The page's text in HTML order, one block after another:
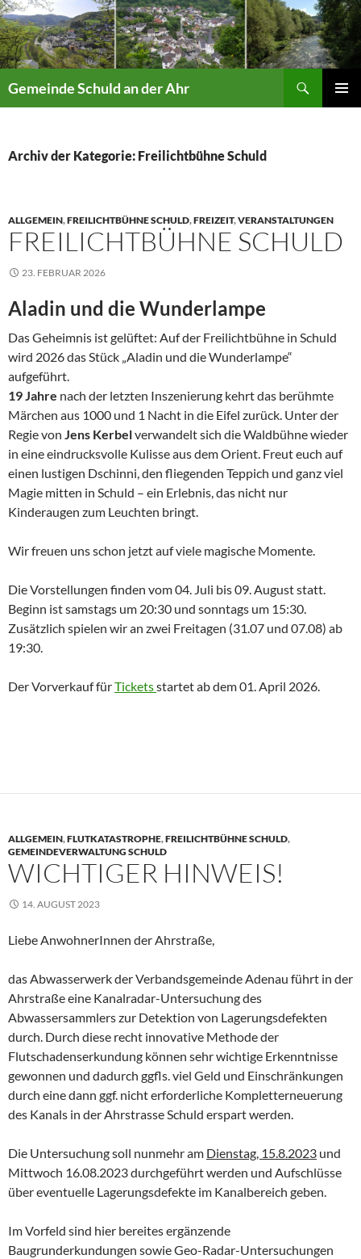
Gemeinde Schuld an der Ahr
Archiv der Kategorie: Freilichtbühne Schuld
ALLGEMEIN,FREILICHTBÜHNE SCHULD,FREIZEIT,VERANSTALTUNGEN
FREILICHTBÜHNE SCHULD
23. FEBRUAR 2026
Aladin und die Wunderlampe
Das Geheimnis ist gelüftet: Auf der Freilichtbühne in Schuld
wird 2026 das Stück „Aladin und die Wunderlampe“
aufgeführt.
19 Jahre nach der letzten Inszenierung kehrt das berühmte
Märchen aus 1000 und 1 Nacht in die Eifel zurück. Unter der
Regie von Jens Kerbelverwandelt sich die Waldbühne wieder
in eine eindrucksvolle Kulisse aus dem Orient. Freut euch auf
einen lustigen Dschinni, den fliegenden Teppich und ganz viel
Magie mitten in Schuld – ein Erlebnis, das nicht nur
Kinderaugen zum Leuchten bringt.
Wir freuen uns schon jetzt auf viele magische Momente.
Die Vorstellungen finden vom 04. Juli bis 09. August statt.
Beginn ist samstags um 20:30 und sonntags um 15:30.
Zusätzlich spielen wir an zwei Freitagen (31.07 und 07.08) ab
19:30.
Der Vorverkauf fürTicketsstartet ab dem 01. April 2026.
ALLGEMEIN,FLUTKATASTROPHE,FREILICHTBÜHNE SCHULD,
GEMEINDEVERWALTUNG SCHULD
WICHTIGER HINWEIS!
14. AUGUST 2023
Liebe AnwohnerInnen der Ahrstraße,
das Abwasserwerk der Verbandsgemeinde Adenau führt in der
Ahrstraße eine Kanalradar-Untersuchung des
Abwassersammlers zur Detektion von Lagerungsdefekten
durch. Durch diese recht innovative Methode der
Flutschadenserkundung können sehr wichtige Erkenntnisse
gewonnen und dadurch ggfls. viel Geld und Einschränkungen
durch eine dann ggf. nicht erforderliche Kompletterneuerung
des Kanals in der Ahrstrasse Schuld erspart werden.
Die Untersuchung soll nunmehr am Dienstag, 15.8.2023 und
Mittwoch 16.08.2023 durchgeführt werden und Aufschlüsse
über eventuelle Lagerungsdefekte im Kanalbereich geben.
Im Vorfeld sind hier bereites ergänzende
Baugrunderkundungen sowie Geo-Radar-Untersuchungen